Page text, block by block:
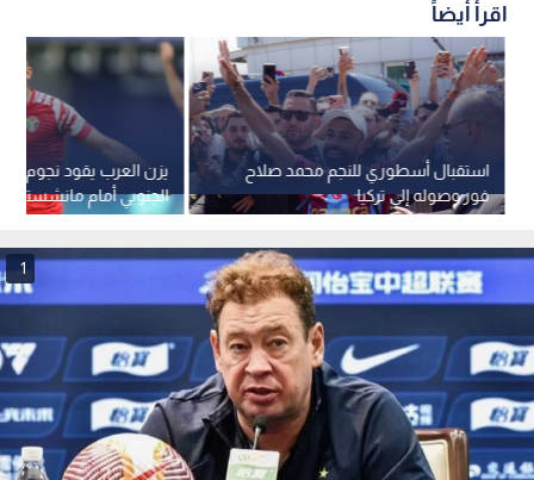
اقرأ أيضاً
يزن العرب يقود نجوم
الجنوبي أمام مانشستر
استقبال أسطوري للنجم محمد صلاح
فور وصوله إلى تركيا
1